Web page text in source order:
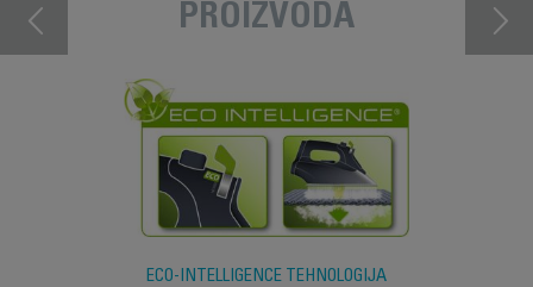
PROIZVODA
ECO-INTELLIGENCE TEHNOLOGIJA